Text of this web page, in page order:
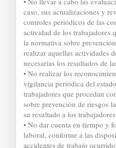
caso, sus actualizaciones y
controles periódicos de las
actividad de los trabajadores
la normativa sobre
realizar aquellas actividades
necesarias los resultados de
• No realizar los
vigilancia periódica del
trabajadores que procedan
sobre prevención de riesgos
su resultado a los
• No dar cuenta en tiempo y
laboral, conforme a las
accidentes de trabajo